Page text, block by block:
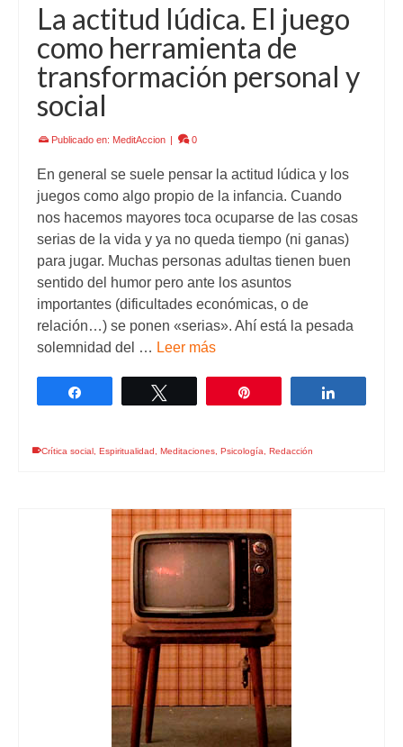
La actitud lúdica. El juego
como herramienta de
transformación personal y
social
Publicado en: MeditAccion | 0
En general se suele pensar la actitud lúdica y los
juegos como algo propio de la infancia. Cuando
nos hacemos mayores toca ocuparse de las cosas
serias de la vida y ya no queda tiempo (ni ganas)
para jugar. Muchas personas adultas tienen buen
sentido del humor pero ante los asuntos
importantes (dificultades económicas, o de
relación…) se ponen «serias». Ahí está la pesada
solemnidad del … Leer más
Crítica social Espiritualidad Meditaciones Psicología Redacción